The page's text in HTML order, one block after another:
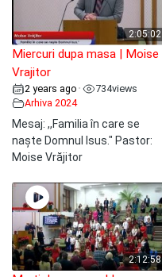
2:05:02
Miercuri dupa masa | Moise
Vrajitor
2 years ago • 734views
Arhiva 2024
Mesaj: ,,Familia în care se
naște Domnul Isus." Pastor:
Moise Vrăjitor
2:12:58